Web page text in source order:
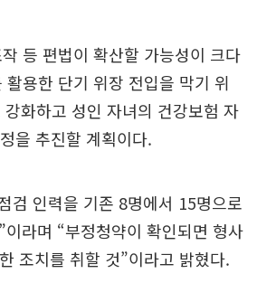
등 편법이 확산할 가능성이 크다
용한 단기 위장 전입을 막기 위
화하고 성인 자녀의 건강보험 자
을 추진할 계획이다.
검 인력을 기존 8명에서 15명으로
라며 “부정청약이 확인되면 형사
조치를 취할 것”이라고 밝혔다.